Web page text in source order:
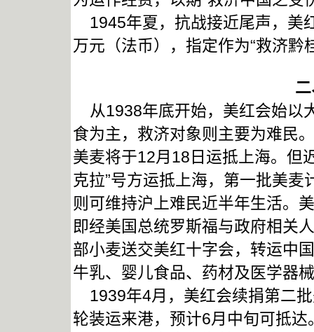
1945年夏，抗战接近尾声，美
万元（法币），指定作为“救济黔
从1938年底开始，美红会始以
食为主，救济对象则主要为难民
美麦将于12月18日运抵上海。但
克拉”号方运抵上海，第一批美麦
则可维持沪上难民近半年生活。
即经美国总统罗斯福与政府相关
部小麦送交美红十字会，转运中
牛乳、婴儿食品、药材及医学器
1939年4月，美红会续捐第二批
轮装运来港，预计6月中旬可抵